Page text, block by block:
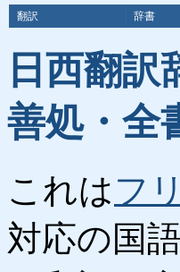
翻訳 辞書
日西翻訳
善処・全
これはフ
対応の国